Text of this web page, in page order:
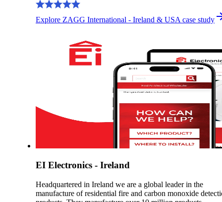
Explore ZAGG International - Ireland & USA case study
EI Electronics - Ireland
Headquartered in Ireland we are a global leader in the
manufacture of residential fire and carbon monoxide